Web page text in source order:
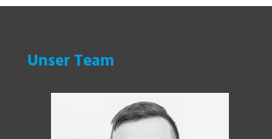
Unser Team